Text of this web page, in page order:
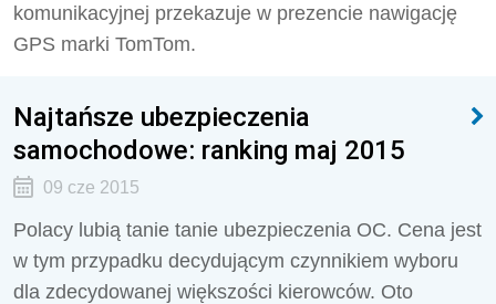
komunikacyjnej przekazuje w prezencie nawigację
GPS marki TomTom.
Najtańsze ubezpieczenia
samochodowe: ranking maj 2015
09 cze 2015
Polacy lubią tanie tanie ubezpieczenia OC. Cena jest
w tym przypadku decydującym czynnikiem wyboru
dla zdecydowanej większości kierowców. Oto